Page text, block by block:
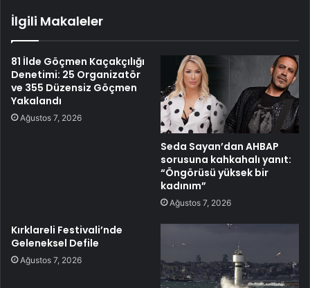
İlgili Makaleler
81 İlde Göçmen Kaçakçılığı
Denetimi: 25 Organizatör
ve 355 Düzensiz Göçmen
Yakalandı
Ağustos 7, 2026
Seda Sayan’dan AHBAP
sorusuna kahkahalı yanıt:
“Öngörüsü yüksek bir
kadınım”
Ağustos 7, 2026
Kırklareli Festivali’nde
Geleneksel Defile
Ağustos 7, 2026